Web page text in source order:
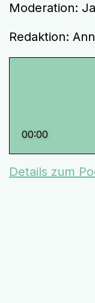
Moderation:
Redaktion:
00:00
Details zum